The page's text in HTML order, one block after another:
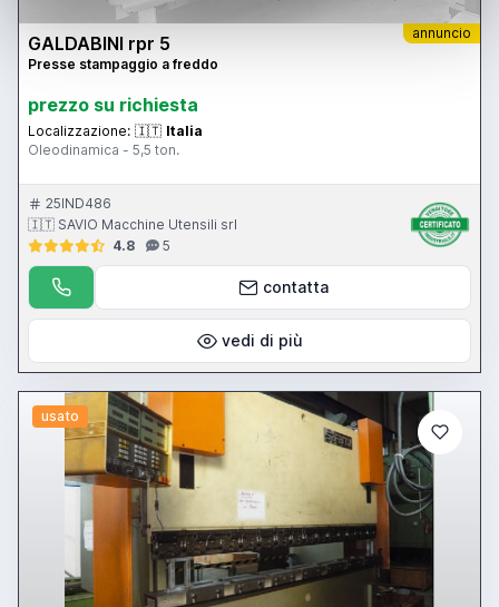
annuncio
GALDABINI rpr 5
Presse stampaggio a freddo
prezzo su richiesta
Localizzazione: 🇮🇹 Italia
Oleodinamica - 5,5 ton.
25IND486
🇮🇹 SAVIO Macchine Utensili srl
4.8
5
contatta
vedi di più
usato